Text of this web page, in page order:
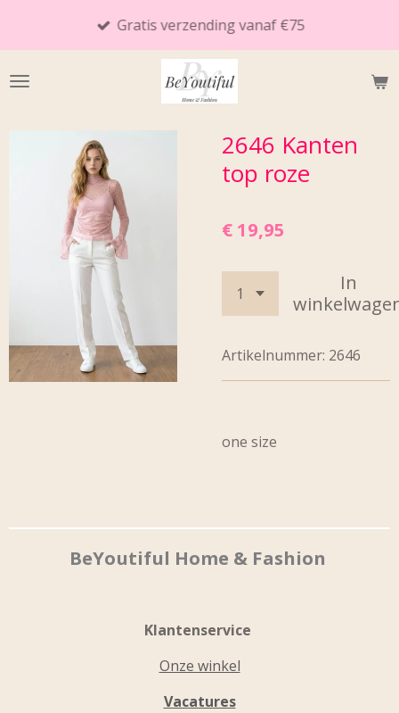
de
Gratis verzending vanaf €75
2646 Kanten
top roze
€ 19,95
In
Artikelnummer: 2646
one size
BeYoutiful Home & Fashion
Klantenservice
Onze winkel
Vacatures